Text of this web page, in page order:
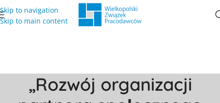
Skip to navigation
Skip to main content
„Rozwój organizacji